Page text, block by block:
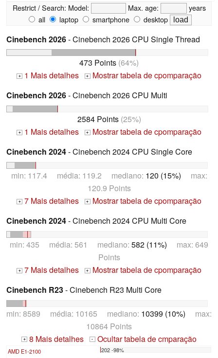
Restrict / Search: Model: Max. age:
years
all
laptop smartphone desktop
Cinebench 2026- Cinebench 2026 CPU Single Thread
473 Points (64%)
+ 1 Mais detalhes + Mostrar tabela de cpomparação
Cinebench 2026- Cinebench 2026 CPU Multi
2584 Points(25%)
+ 1 Mais detalhes + Mostrar tabela de cpomparação
Cinebench 2024- Cinebench 2024 CPU Single Core
min: 117.4 média: 119.2 mediano: 120 (15%) max:
120.9 Points
+ 7 Mais detalhes + Mostrar tabela de cpomparação
Cinebench 2024- Cinebench 2024 CPU Multi Core
min: 435 média: 561 mediano: 582 (11%) max: 649
Points
+ 7 Mais detalhes + Mostrar tabela de cpomparação
Cinebench R23- Cinebench R23 Multi Core
min: 8589 média: 10165 mediano: 10399 (10%) max:
10864 Points
+ 8 Mais detalhes - Ocultar tabela de cmparação
AMD E1-2100 202 -98%